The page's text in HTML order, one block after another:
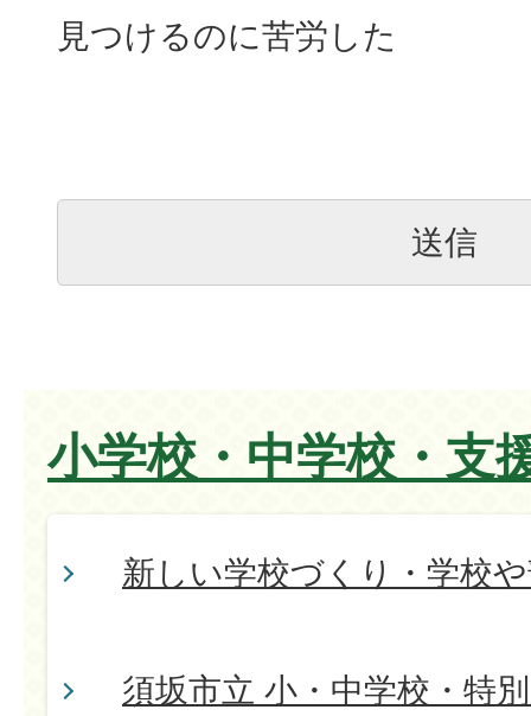
見つけるのに苦労した
小学校・中学校・支
新しい学校づくり・学校
須坂市立 小・中学校・特